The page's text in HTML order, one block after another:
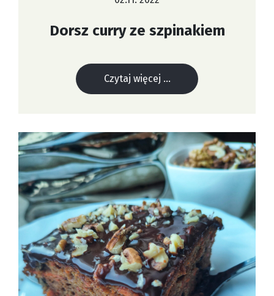
Dorsz curry ze szpinakiem
Czytaj więcej ...